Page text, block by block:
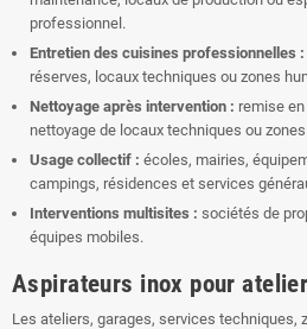
professionnel.
Entretien des cuisines professionnelles :
réserves, locaux techniques ou zones
Nettoyage après intervention : remise
nettoyage de locaux techniques ou
Usage collectif : écoles, mairies,
campings, résidences et services
Interventions multisites : sociétés de
équipes mobiles.
Aspirateurs inox pour
Les ateliers, garages, services techniques,